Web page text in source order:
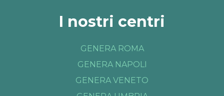
I nostri centri
GENERA ROMA
GENERA NAPOLI
GENERA VENETO